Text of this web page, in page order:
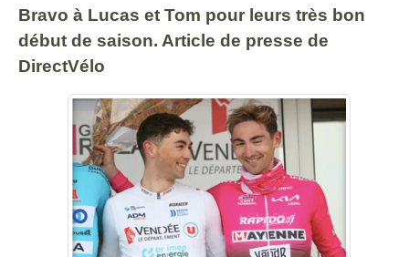
Bravo à Lucas et Tom pour leurs très bon
début de saison. Article de presse de
DirectVélo